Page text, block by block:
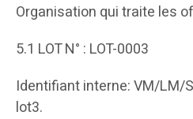
Organisation qui traite les
5.1 LOT N° : LOT-0003
Identifiant interne: VM/LM/
lot3.